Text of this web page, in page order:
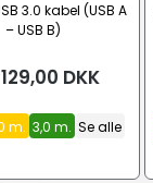
3.0 kabel (USB A
– USB B)
129,00 DKK
m. 3,0 m. Se alle